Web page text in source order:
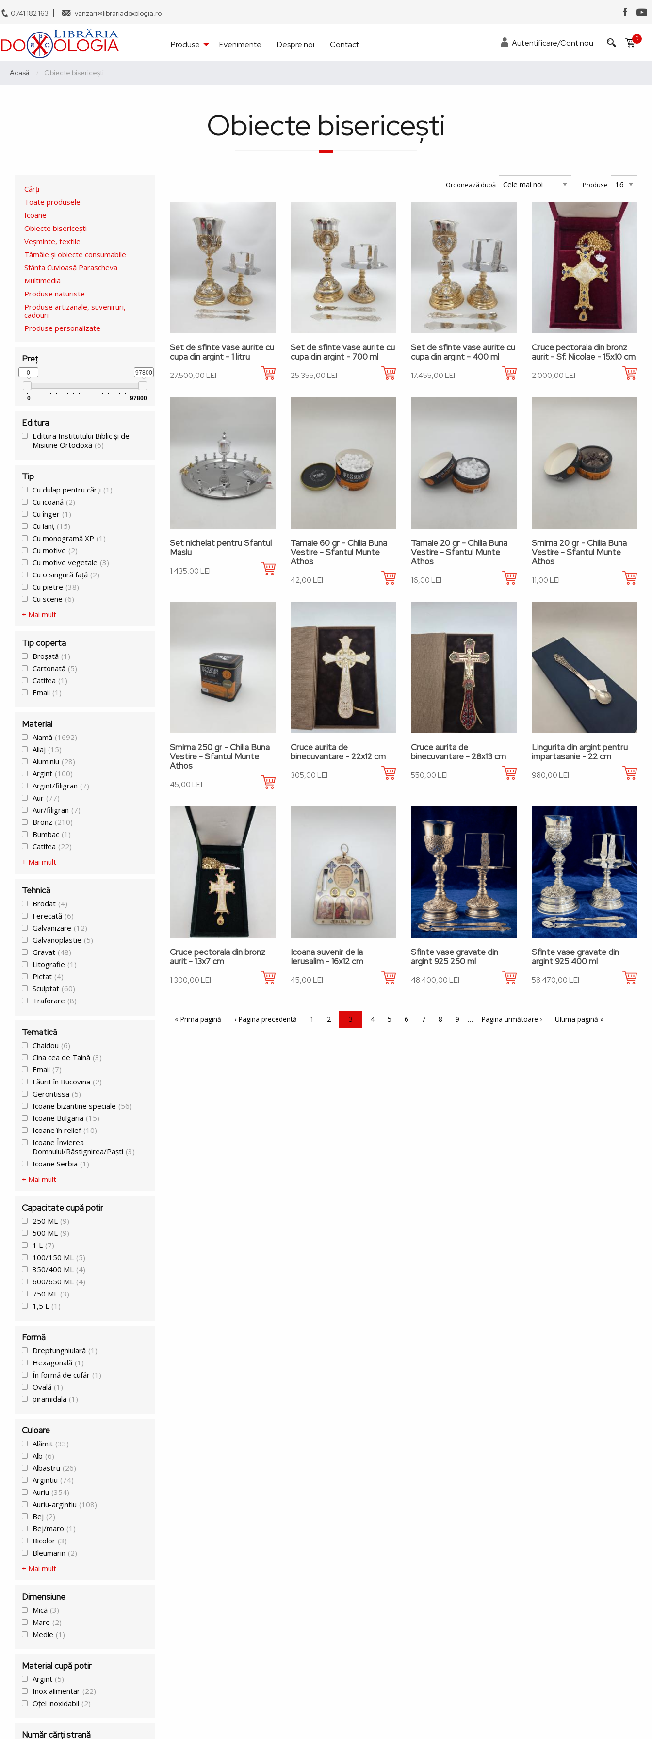
Sari
la
conținutul
principal
0741 182 163 vanzari@librariadoxologia.ro
Navigare
principală
Produse Evenimente Despre noi Contact Autentificare/Cont nou 0
Breadcrumb
Acasă Current:
Obiecte bisericești
Obiecte bisericești
Meniu
categorie
produs
Cărți
Toate produsele
Icoane
Obiecte bisericești
Veșminte, textile
Tămâie și obiecte consumabile
Sfânta Cuvioasă Parascheva
Multimedia
Produse naturiste
Produse artizanale, suveniruri,
cadouri
Produse personalizate
Preț
0 97800
0 97800
Editura
Editura Institutului Biblic și de
Misiune Ortodoxă (6)
Tip
Cu dulap pentru cărți (1)
Cu icoană (2)
Cu înger (1)
Cu lanț (15)
Cu monogramă XP (1)
Cu motive (2)
Cu motive vegetale (3)
Cu o singură față (2)
Cu pietre (38)
Cu scene (6)
+ Mai mult
Tip coperta
Broșată (1)
Cartonată (5)
Catifea (1)
Email (1)
Material
Alamă (1692)
Aliaj (15)
Aluminiu (28)
Argint (100)
Argint/filigran (7)
Aur (77)
Aur/filigran (7)
Bronz (210)
Bumbac (1)
Catifea (22)
+ Mai mult
Tehnică
Brodat (4)
Ferecată (6)
Galvanizare (12)
Galvanoplastie (5)
Gravat (48)
Litografie (1)
Pictat (4)
Sculptat (60)
Traforare (8)
Tematică
Chaidou (6)
Cina cea de Taină (3)
Email (7)
Făurit în Bucovina (2)
Gerontissa (5)
Icoane bizantine speciale (56)
Icoane Bulgaria (15)
Icoane în relief (10)
Icoane Învierea
Domnului/Răstignirea/Paști (3)
Icoane Serbia (1)
+ Mai mult
Capacitate cupă potir
250 ML (9)
500 ML (9)
1 L (7)
100/150 ML (5)
350/400 ML (4)
600/650 ML (4)
750 ML (3)
1,5 L (1)
Formă
Dreptunghiulară (1)
Hexagonală (1)
În formă de cufăr (1)
Ovală (1)
piramidala (1)
Culoare
Alămit (33)
Alb (6)
Albastru (26)
Argintiu (74)
Auriu (354)
Auriu-argintiu (108)
Bej (2)
Bej/maro (1)
Bicolor (3)
Bleumarin (2)
+ Mai mult
Dimensiune
Mică (3)
Mare (2)
Medie (1)
Material cupă potir
Argint (5)
Inox alimentar (22)
Oțel inoxidabil (2)
Număr cărți strană
Ordonează după Produse
Set de sfinte vase aurite cu
cupa din argint - 1 litru
27.500,00 LEI
Set de sfinte vase aurite cu
cupa din argint - 700 ml
25.355,00 LEI
Set de sfinte vase aurite cu
cupa din argint - 400 ml
17.455,00 LEI
Cruce pectorala din bronz
aurit - Sf. Nicolae - 15x10 cm
2.000,00 LEI
Set nichelat pentru Sfantul
Maslu
1.435,00 LEI
Tamaie 60 gr - Chilia Buna
Vestire - Sfantul Munte
Athos
42,00 LEI
Tamaie 20 gr - Chilia Buna
Vestire - Sfantul Munte
Athos
16,00 LEI
Smirna 20 gr - Chilia Buna
Vestire - Sfantul Munte
Athos
11,00 LEI
Smirna 250 gr - Chilia Buna
Vestire - Sfantul Munte
Athos
45,00 LEI
Cruce aurita de
binecuvantare - 22x12 cm
305,00 LEI
Cruce aurita de
binecuvantare - 28x13 cm
550,00 LEI
Lingurita din argint pentru
impartasanie - 22 cm
980,00 LEI
Cruce pectorala din bronz
aurit - 13x7 cm
1.300,00 LEI
Icoana suvenir de la
Ierusalim - 16x12 cm
45,00 LEI
Sfinte vase gravate din
argint 925 250 ml
48.400,00 LEI
Sfinte vase gravate din
argint 925 400 ml
58.470,00 LEI
Paginație
Prima pagină
« Prima pagină Pagina anterioară
‹ Pagina precedentă Pagina
1 Pagina
2 Pagina curentă
3 Pagina
4 Pagina
5 Pagina
6 Pagina
7 Pagina
8 Pagina
9 … Pagina următoare
Pagina următoare › Ultima pagină
Ultima pagină »